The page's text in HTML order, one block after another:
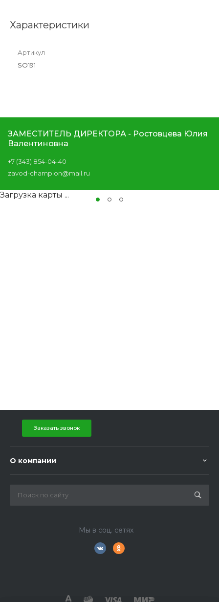
Характеристики
Артикул
SO191
ЗАМЕСТИТЕЛЬ ДИРЕКТОРА - Ростовцева Юлия
Валентиновна
+7 (343) 854-04-40
zavod-champion@mail.ru
Загрузка карты ...
Заказать звонок
О компании
Мы в соц. сетях